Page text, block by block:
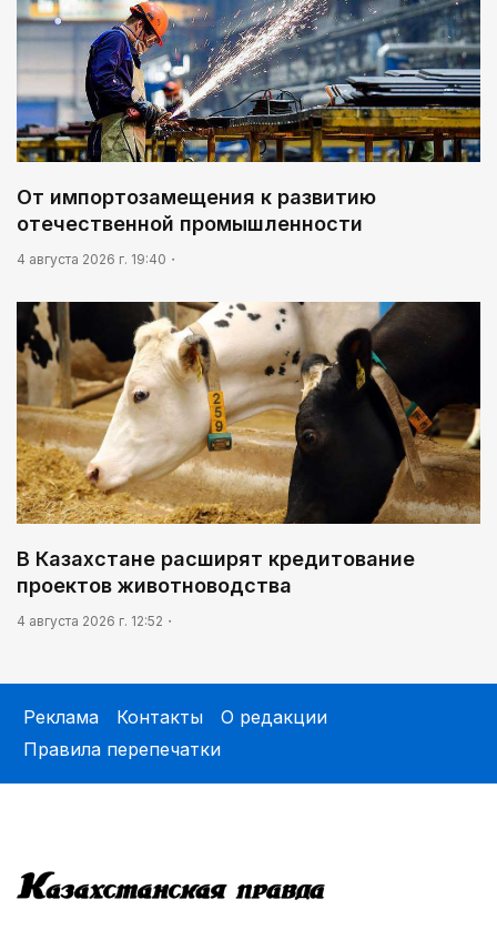
От импортозамещения к развитию
отечественной промышленности
4 августа 2026 г. 19:40
В Казахстане расширят кредитование
проектов животноводства
4 августа 2026 г. 12:52
Реклама Контакты
О редакции
Правила перепечатки